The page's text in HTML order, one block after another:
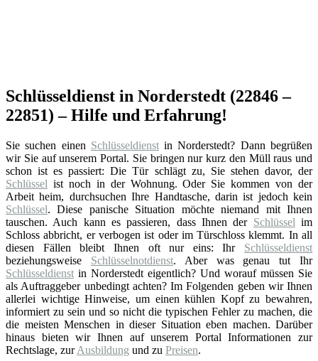
Schlüsseldienst in Norderstedt (22846 –
22851) – Hilfe und Erfahrung!
Sie suchen einen Schlüsseldienstin Norderstedt? Dann begrüßen
wir Sie auf unserem Portal. Sie bringen nur kurz den Müll raus und
schon ist es passiert: Die Tür schlägt zu, Sie stehen davor, der
Schlüssel ist noch in der Wohnung. Oder Sie kommen von der
Arbeit heim, durchsuchen Ihre Handtasche, darin ist jedoch kein
Schlüssel. Diese panische Situation möchte niemand mit Ihnen
tauschen. Auch kann es passieren, dass Ihnen der Schlüssel im
Schloss abbricht, er verbogen ist oder im Türschloss klemmt. In all
diesen Fällen bleibt Ihnen oft nur eins: Ihr Schlüsseldienst
beziehungsweise Schlüsselnotdienst. Aber was genau tut Ihr
Schlüsseldienst in Norderstedt eigentlich? Und worauf müssen Sie
als Auftraggeber unbedingt achten? Im Folgenden geben wir Ihnen
allerlei wichtige Hinweise, um einen kühlen Kopf zu bewahren,
informiert zu sein und so nicht die typischen Fehler zu machen, die
die meisten Menschen in dieser Situation eben machen. Darüber
hinaus bieten wir Ihnen auf unserem Portal Informationen zur
Rechtslage, zurAusbildung und zu Preisen.